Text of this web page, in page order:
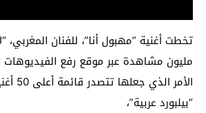
مليون مشاهدة عبر موقع رفع الفيديوهات
الأمر
“بيلبورد عربية”،